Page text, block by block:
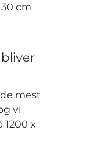
cm
mest
vi
1200 x